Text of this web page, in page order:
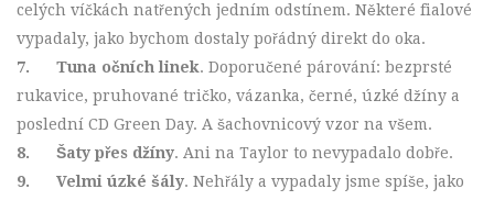
celých víčkách natřených jedním odstínem. Některé fialové
vypadaly, jako bychom dostaly pořádný direkt do oka.
7. Tuna očních linek. Doporučené párování: bezprsté
rukavice, pruhované tričko, vázanka, černé, úzké džíny a
poslední CD Green Day. A šachovnicový vzor na všem.
8. Šaty přes džíny. Ani na Taylor to nevypadalo dobře.
9. Velmi úzké šály. Nehřály a vypadaly jsme spíše, jako